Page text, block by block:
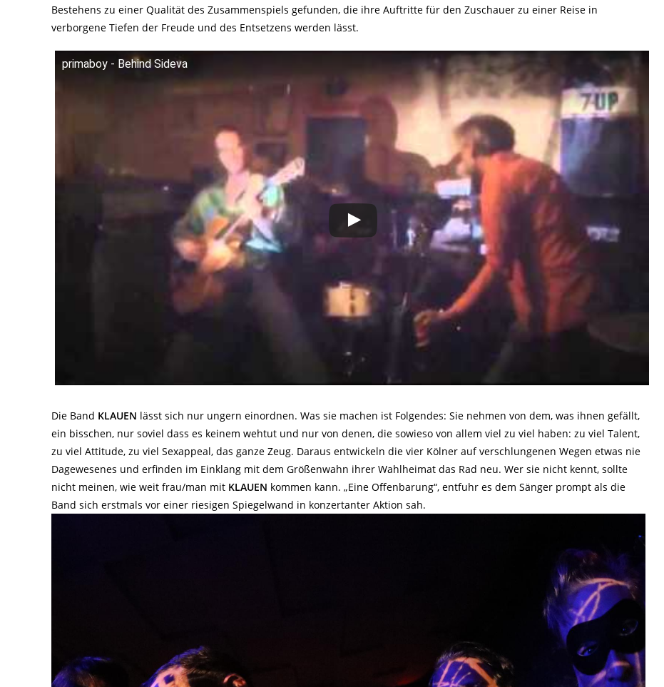
Bestehens zu einer Qualität des Zusammenspiels gefunden, die ihre Auftritte für den Zuschauer zu einer Reise in
verborgene Tiefen der Freude und des Entsetzens werden lässt.
primaboy - Behind Sideva
Die Band KLAUEN lässt sich nur ungern einordnen. Was sie machen ist Folgendes: Sie nehmen von dem, was ihnen gefällt,
ein bisschen, nur soviel dass es keinem wehtut und nur von denen, die sowieso von allem viel zu viel haben: zu viel Talent,
zu viel Attitude, zu viel Sexappeal, das ganze Zeug. Daraus entwickeln die vier Kölner auf verschlungenen Wegen etwas nie
Dagewesenes und erfinden im Einklang mit dem Größenwahn ihrer Wahlheimat das Rad neu. Wer sie nicht kennt, sollte
nicht meinen, wie weit frau/man mit KLAUEN kommen kann. „Eine Offenbarung“, entfuhr es dem Sänger prompt als die
Band sich erstmals vor einer riesigen Spiegelwand in konzertanter Aktion sah.